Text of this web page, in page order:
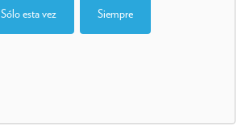
Sólo esta vez Siempre